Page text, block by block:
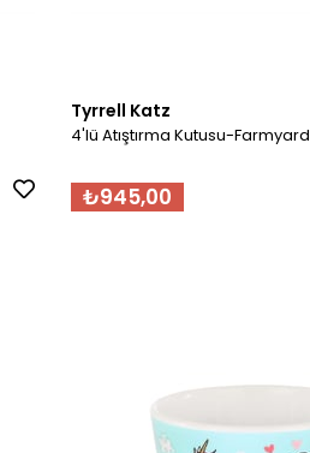
Tyrrell Katz
4'lü Atıştırma Kutusu-Farmyard
₺945,00